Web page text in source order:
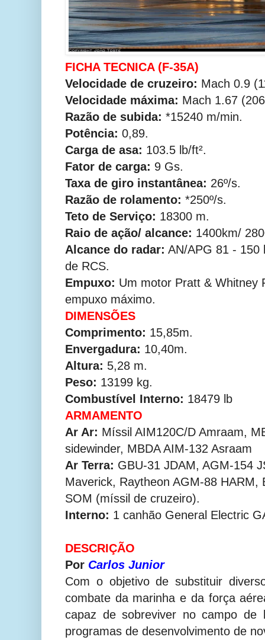
FICHA TECNICA (F-35A)
Velocidade de cruzeiro: Mach 0.9
Velocidade máxima: Mach 1.67
Razão de subida: *15240 m/min.
Potência: 0,89.
Carga de asa: 103.5 lb/ft².
Fator de carga: 9 Gs.
Taxa de giro instantânea: 26º/s.
Razão de rolamento: *250º/s.
Teto de Serviço: 18300 m.
Raio de ação/ alcance: 1400km/
Alcance do radar: AN/APG 81 - 150
de RCS.
Empuxo: Um motor Pratt & Whitney
empuxo máximo.
DIMENSÕES
Comprimento: 15,85m.
Envergadura: 10,40m.
Altura: 5,28 m.
Peso: 13199 kg.
Combustível Interno: 18479 lb
ARMAMENTO
Ar Ar: Míssil AIM120C/D Amraam,
sidewinder, MBDA AIM-132 Asraam
Ar Terra: GBU-31 JDAM, AGM-154
Maverick, Raytheon AGM-88 HARM,
SOM (míssil de cruzeiro).
Interno: 1 canhão General Electric
DESCRIÇÃO
Por Carlos Junior
Com o objetivo de substituir
combate da marinha e da força
capaz de sobreviver no campo de
programas de desenvolvimento de